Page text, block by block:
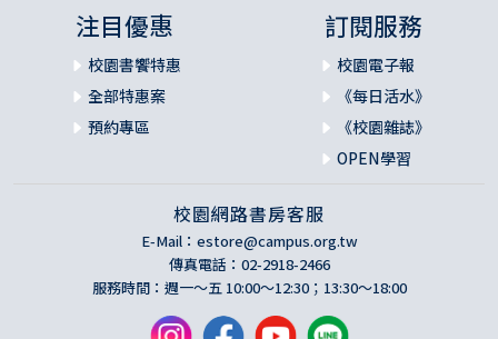
注目優惠
校園書饗特惠
全部特惠案
預約專區
訂閱服務
校園電子報
《每日活水》
《校園雜誌》
OPEN學習
校園網路書房客服
E-Mail： estore@campus.org.tw
傳真電話：02-2918-2466
服務時間：週一～五 10:00～12:30；13:30～18:00